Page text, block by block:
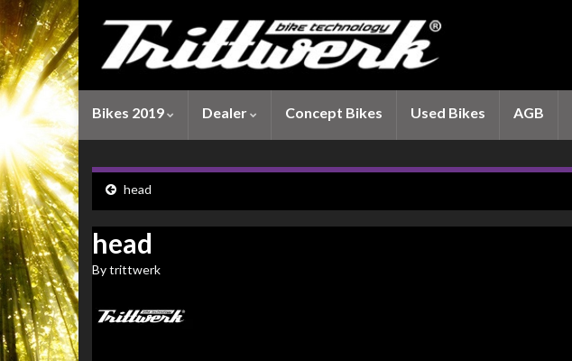
Bikes 2019 Dealer Concept Bikes Used Bikes AGB
head
head
Bytrittwerk